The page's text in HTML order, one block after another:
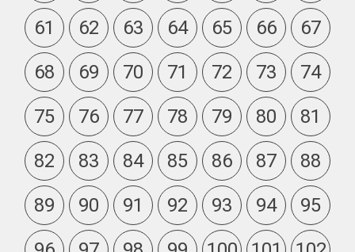
61
62 63 64 65 66
67
68
69 70 71 72 73
74
75
76 77 78 79 80
81
82
83 84 85 86 87
88
89
90 91 92 93 94
95